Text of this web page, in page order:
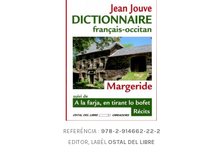
REFERÉNCIA : 978-2-914662-22-2
EDITOR, LABÈLOSTAL DEL LIBRE